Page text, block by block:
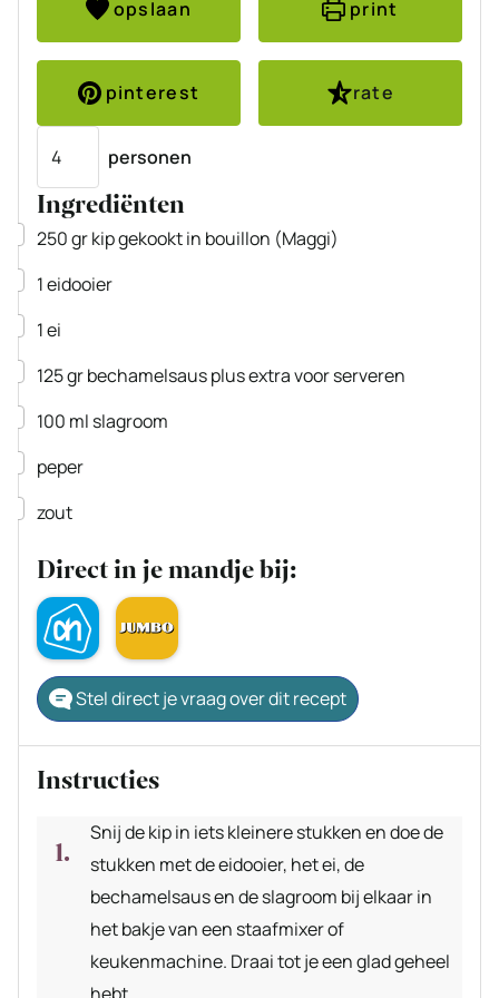
opslaan print
pinterest
rate
personen
Ingrediënten
▢
250grkipgekookt in bouillon (Maggi)
▢
1eidooier
▢
1ei
▢
125grbechamelsausplus extra voor serveren
▢
100 ml slagroom
▢
peper
▢
zout
Direct in je mandje bij:
Stel direct je vraag over dit recept
Instructies
Snij de kip in iets kleinere stukken en doe de
stukken met de eidooier, het ei, de
bechamelsaus en de slagroom bij elkaar in
het bakje van een staafmixer of
keukenmachine. Draai tot je een glad geheel